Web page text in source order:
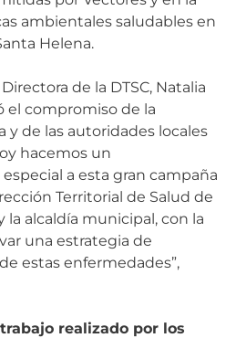
ambientales saludables en
Helena.
de la DTSC, Natalia
el compromiso de la
de las autoridades locales
hacemos un
a esta gran campaña
Territorial de Salud de
la alcaldía municipal, con la
una estrategia de
estas enfermedades”,
realizado por los